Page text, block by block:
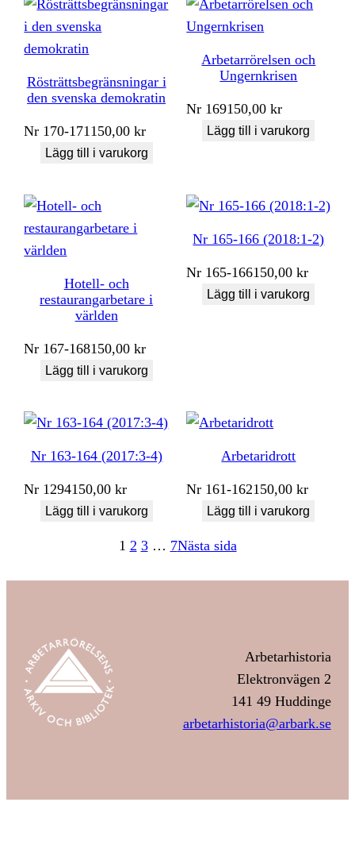
Rösträttsbegränsningar i
den svenska demokratin
Nr 170-171150,00kr
Lägg till i varukorg
Arbetarrörelsen och
Ungernkrisen
Nr 169150,00kr
Lägg till i varukorg
Hotell- och
restaurangarbetare i
världen
Nr 167-168150,00kr
Lägg till i varukorg
Nr 165-166 (2018:1-2)
Nr 165-166150,00kr
Lägg till i varukorg
Nr 163-164 (2017:3-4)
Nr 1294150,00kr
Lägg till i varukorg
Arbetaridrott
Nr 161-162150,00kr
Lägg till i varukorg
1 2 3 … 7Nästa sida
Arbetarhistoria
Elektronvägen 2
141 49 Huddinge
arbetarhistoria@arbark.se